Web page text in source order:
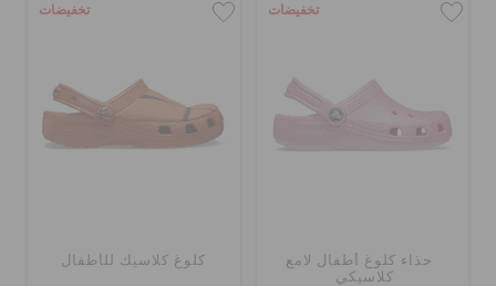
تخفيضات
حذاء كلوغ أطفال لامع
كلاسيكي
تخفيضات
كلوغ كلاسيك للأطفال